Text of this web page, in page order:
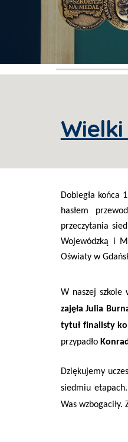
Dobiegła końca
hasłem
przeczytania
Wojewódzką i
Oświaty w
W naszej szkole
zajęła Julia
tytuł finalisty
przypadło
Dziękujemy
siedmiu
Was